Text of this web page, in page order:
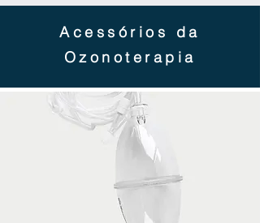
Acessórios da
Ozonoterapia